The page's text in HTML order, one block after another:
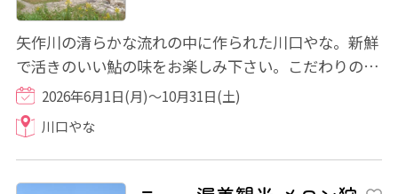
矢作川の清らかな流れの中に作られた川口やな。新鮮
で活きのいい鮎の味をお楽しみ下さい。こだわりの岩
塩を使用した鮎の塩焼きやフライなども食べ...
2026年6月1日(月)～10月31日(土)
川口やな